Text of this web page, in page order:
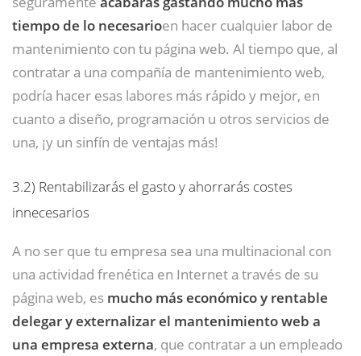
tiempo de lo necesarioen hacer cualquier labor de
mantenimiento con tu página web. Al tiempo que, al
contratar a una compañía de mantenimiento web,
podría hacer esas labores más rápido y mejor, en
cuanto a diseño, programación u otros servicios de
una, ¡y un sinfín de ventajas más!
3.2) Rentabilizarás el gasto y ahorrarás costes
innecesarios
A no ser que tu empresa sea una multinacional con
una actividad frenética en Internet a través de su
página web, es mucho más económico y rentable
delegar y externalizar el mantenimiento web a
una empresa externa, que contratar a un empleado